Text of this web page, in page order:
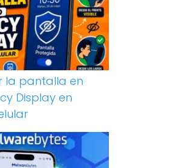
la pantalla en
Display en